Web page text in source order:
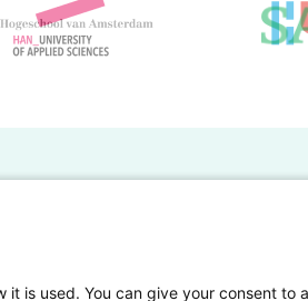
publiceren
is used. You can give your consent to